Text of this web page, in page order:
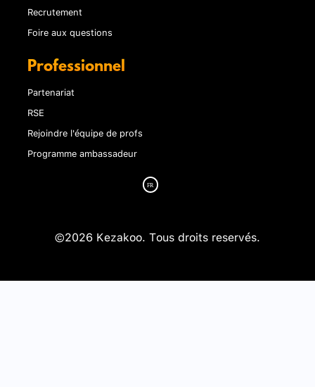
Recrutement
Foire aux questions
Professionnel
Partenariat
RSE
Rejoindre l'équipe de profs
Programme ambassadeur
©2026 Kezakoo. Tous droits reservés.